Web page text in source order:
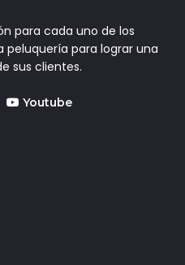
para cada uno de los
peluquería para lograr una
sus clientes.
Youtube